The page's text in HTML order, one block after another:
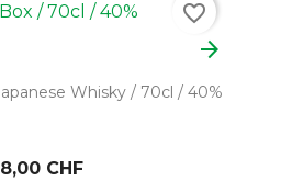
arrow_forward
Whisky / 70cl / 40%
CHF
favorite_border